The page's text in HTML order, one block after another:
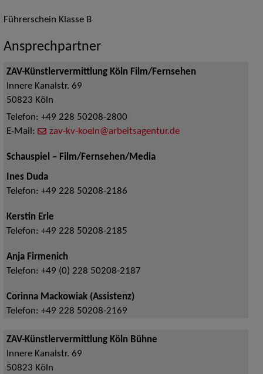
Führerschein Klasse B
Ansprechpartner
ZAV-Künstlervermittlung Köln Film/Fernsehen
Innere Kanalstr. 69
50823 Köln
Telefon: +49 228 50208-2800
E-Mail:
zav-kv-koeln@arbeitsagentur.de
Schauspiel – Film/Fernsehen/Media
Ines Duda
Telefon: +49 228 50208-2186
Kerstin Erle
Telefon: +49 228 50208-2185
Anja Firmenich
Telefon: +49 (0) 228 50208-2187
Corinna Mackowiak (Assistenz)
Telefon: +49 228 50208-2169
ZAV-Künstlervermittlung Köln Bühne
Innere Kanalstr. 69
50823 Köln